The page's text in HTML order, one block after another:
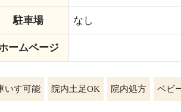
駐車場 なし
ームページ
いす可能 院内土足OK 院内処方 ベビ